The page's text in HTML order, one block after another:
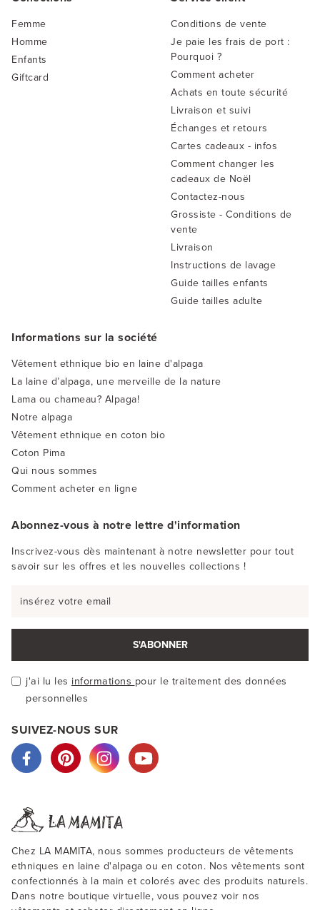
Femme
Homme
Enfants
Giftcard
Informations sur la société
Vêtement ethnique bio en laine d'alpaga
La laine d’alpaga, une merveille de la nature
Lama ou chameau? Alpaga!
Notre alpaga
Vêtement ethnique en coton bio
Coton Pima
Qui nous sommes
Comment acheter en ligne
Conditions de vente
Je paie les frais de port :
Pourquoi ?
Comment acheter
Achats en toute sécurité
Livraison et suivi
Échanges et retours
Cartes cadeaux - infos
Comment changer les
cadeaux de Noël
Contactez-nous
Grossiste - Conditions de
vente
Livraison
Instructions de lavage
Guide tailles enfants
Guide tailles adulte
Abonnez-vous à notre lettre d'information
Inscrivez-vous dès maintenant à notre newsletter pour tout
savoir sur les offres et les nouvelles collections !
S'ABONNER
j'ai lu les informations pour le traitement des données
personnelles
SUIVEZ-NOUS SUR
Chez LA MAMITA, nous sommes producteurs de vêtements
ethniques en laine d'alpaga ou en coton. Nos vêtements sont
confectionnés à la main et colorés avec des produits naturels.
Dans notre boutique virtuelle, vous pouvez voir nos